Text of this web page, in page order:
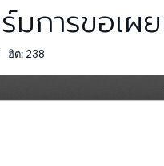
มการขอเ
ฮิต: 238